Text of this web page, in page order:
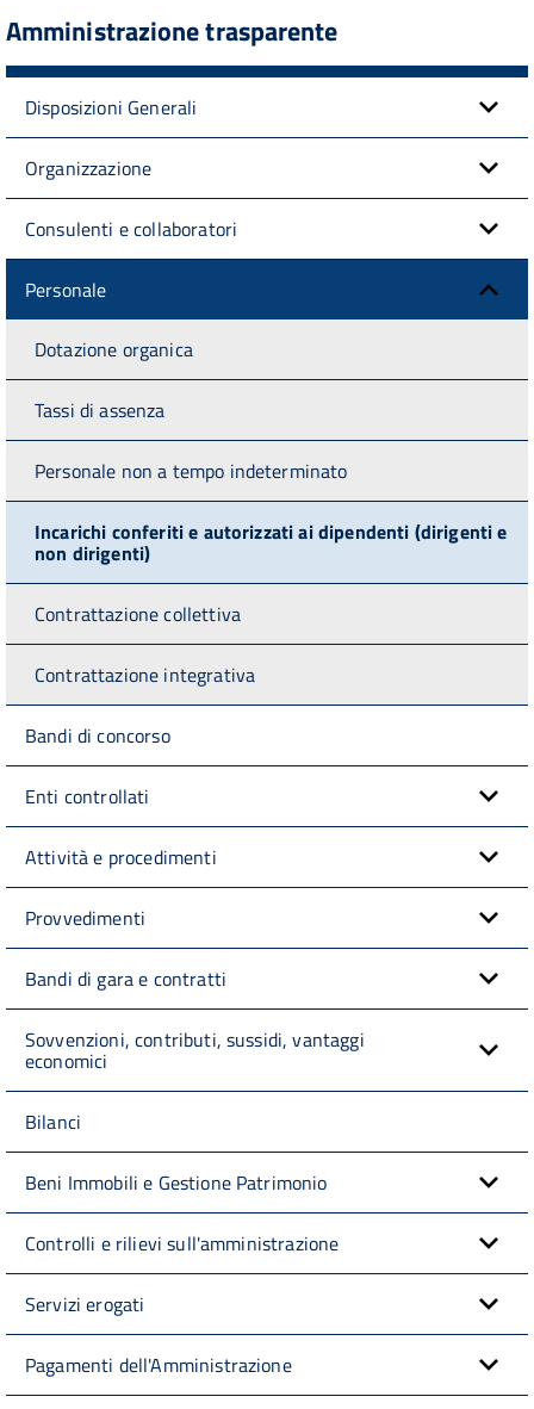
Amministrazione trasparente
Disposizioni Generali
Organizzazione
Consulenti e collaboratori
Personale
Dotazione organica
Tassi di assenza
Personale non a tempo indeterminato
Incarichi conferiti e autorizzati ai dipendenti (dirigenti e
non dirigenti)
Contrattazione collettiva
Contrattazione integrativa
Bandi di concorso
Enti controllati
Attività e procedimenti
Provvedimenti
Bandi di gara e contratti
Sovvenzioni, contributi, sussidi, vantaggi
economici
Bilanci
Beni Immobili e Gestione Patrimonio
Controlli e rilievi sull'amministrazione
Servizi erogati
Pagamenti dell'Amministrazione